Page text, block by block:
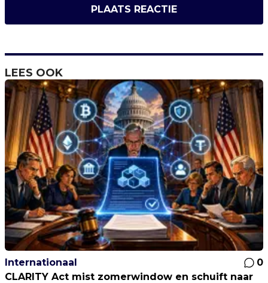
PLAATS REACTIE
LEES OOK
Internationaal
0
CLARITY Act mist zomerwindow en schuift naar